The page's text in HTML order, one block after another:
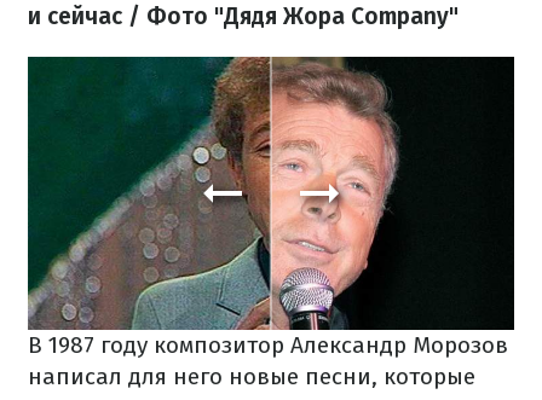
и сейчас / Фото "Дядя Жора Company"
В 1987 году композитор Александр Морозов
написал для него новые песни, которые